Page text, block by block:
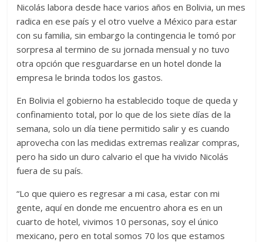
Nicolás labora desde hace varios años en Bolivia, un mes
radica en ese país y el otro vuelve a México para estar
con su familia, sin embargo la contingencia le tomó por
sorpresa al termino de su jornada mensual y no tuvo
otra opción que resguardarse en un hotel donde la
empresa le brinda todos los gastos.
En Bolivia el gobierno ha establecido toque de queda y
confinamiento total, por lo que de los siete días de la
semana, solo un día tiene permitido salir y es cuando
aprovecha con las medidas extremas realizar compras,
pero ha sido un duro calvario el que ha vivido Nicolás
fuera de su país.
“Lo que quiero es regresar a mi casa, estar con mi
gente, aquí en donde me encuentro ahora es en un
cuarto de hotel, vivimos 10 personas, soy el único
mexicano, pero en total somos 70 los que estamos